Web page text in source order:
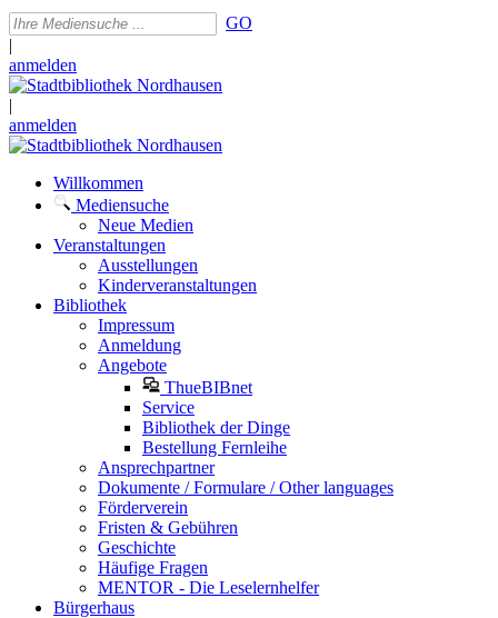
GO
|
anmelden
|
anmelden
Willkommen
Mediensuche
Neue Medien
Veranstaltungen
Ausstellungen
Kinderveranstaltungen
Bibliothek
Impressum
Anmeldung
Angebote
ThueBIBnet
Service
Bibliothek der Dinge
Bestellung Fernleihe
Ansprechpartner
Dokumente / Formulare / Other languages
Förderverein
Fristen & Gebühren
Geschichte
Häufige Fragen
MENTOR - Die Leselernhelfer
Bürgerhaus